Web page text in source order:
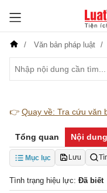
Văn bản pháp luật
👉 Quay về: Tra cứu văn
Tổng quan Nội dung
Mục lục Lưu
Tình trạng hiệu lực: Đã biết